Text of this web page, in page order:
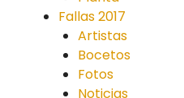
Fallas 2017
Artistas
Bocetos
Fotos
Noticias